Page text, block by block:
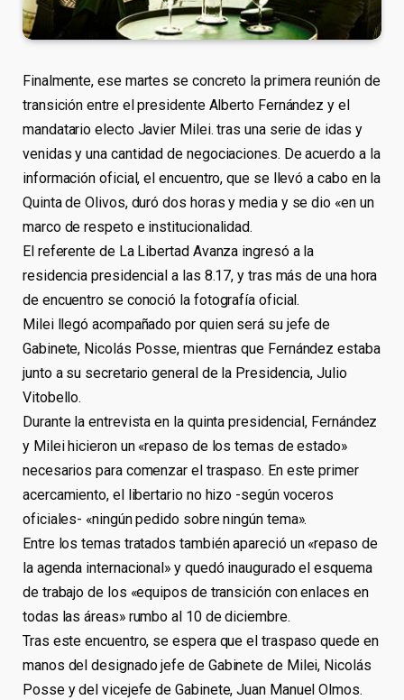
Finalmente, ese martes se concreto la primera reunión de
transición entre el presidente Alberto Fernández y el
mandatario electo Javier Milei. tras una serie de idas y
venidas y una cantidad de negociaciones. De acuerdo a la
información oficial, el encuentro, que se llevó a cabo en la
Quinta de Olivos, duró dos horas y media y se dio «en un
marco de respeto e institucionalidad.
El referente de La Libertad Avanza ingresó a la
residencia presidencial a las 8.17, y tras más de una hora
de encuentro se conoció la fotografía oficial.
Milei llegó acompañado por quien será su jefe de
Gabinete, Nicolás Posse, mientras que Fernández estaba
junto a su secretario general de la Presidencia, Julio
Vitobello.
Durante la entrevista en la quinta presidencial, Fernández
y Milei hicieron un «repaso de los temas de estado»
necesarios para comenzar el traspaso. En este primer
acercamiento, el libertario no hizo -según voceros
oficiales- «ningún pedido sobre ningún tema».
Entre los temas tratados también apareció un «repaso de
la agenda internacional» y quedó inaugurado el esquema
de trabajo de los «equipos de transición con enlaces en
todas las áreas» rumbo al 10 de diciembre.
Tras este encuentro, se espera que el traspaso quede en
manos del designado jefe de Gabinete de Milei, Nicolás
Posse y del vicejefe de Gabinete, Juan Manuel Olmos.